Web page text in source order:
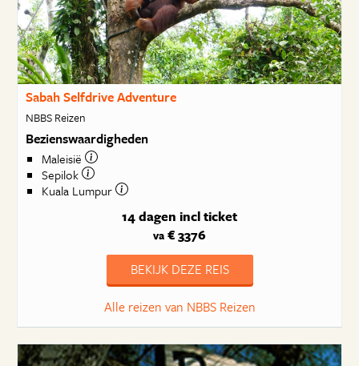
Sabah Selfdrive Adventure
NBBS Reizen
Bezienswaardigheden
Maleisië
Sepilok
Kuala Lumpur
14 dagen incl ticket
va € 3376
BEKIJK DEZE REIS
Alle reizen van NBBS Reizen